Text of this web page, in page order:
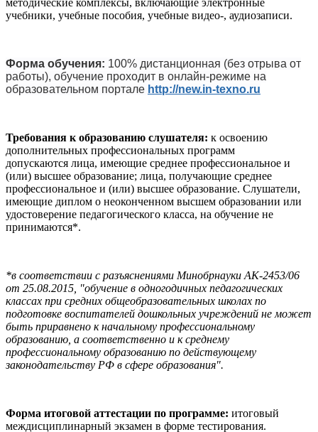
методические комплексы, включающие электронные
учебники, учебные пособия, учебные видео-, аудиозаписи.
Форма обучения: 100% дистанционная (без отрыва от
работы), обучение проходит в онлайн-режиме на
образовательном портале http://new.in-texno.ru
Требования к образованию слушателя: к освоению
дополнительных профессиональных программ
допускаются лица, имеющие среднее профессиональное и
(или) высшее образование; лица, получающие среднее
профессиональное и (или) высшее образование. Слушатели,
имеющие диплом о неоконченном высшем образовании или
удостоверение педагогического класса, на обучение не
принимаются*.
*в соответствии с разъяснениями Минобрнауки АК-2453/06
от 25.08.2015, "обучение в одногодичных педагогических
классах при средних общеобразовательных школах по
подготовке воспитателей дошкольных учреждений не может
быть приравнено к начальному профессиональному
образованию, а соответственно и к среднему
профессиональному образованию по действующему
законодательству РФ в сфере образования".
Форма итоговой аттестации по программе: итоговый
междисциплинарный экзамен в форме тестирования.